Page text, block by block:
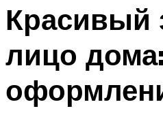
Красивый
лицо